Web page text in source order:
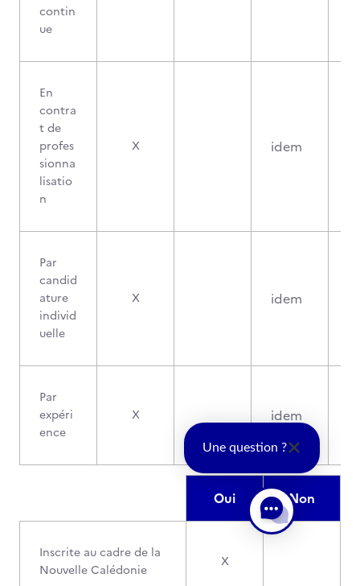
contin
ue
En
contra
t de
profes
sionna
lisatio
n
X idem
Par
candid
ature
individ
uelle
X idem
Par
expéri
ence
X idem
Oui Non
Inscrite au cadre de la
Nouvelle Calédonie
X
Une question ?